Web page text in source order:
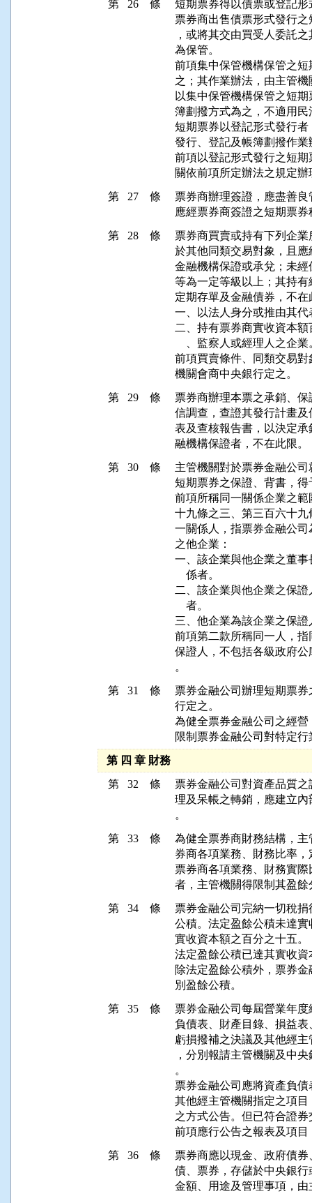
第 26 條
短期票券得以債票或登記形
票券商出售債票形式發行
，或將其交由買受人委託
為保管。
前項集中保管機構保管之
之；其作業辦法，由主管
以集中保管機構保管之短
簿劃撥方式為之，不適用
短期票券以登記形式發行
發行、登記及帳簿劃撥作
前項以登記形式發行之短
關依前項所定辦法之規定
第 27 條
票券商辦理簽證，應盡善
應經票券商簽證之短期票
第 28 條
票券商買賣或持有下列企
於其他同類交易對象，且
金融機構保證或承兌；未
等為一定等級以上；其持
定期存單及金融債券，不在
一、以法人身分或推由其
二、持有票券商實收資本
、監察人或經理人之企業
前項買賣條件、同類交易
機關會商中央銀行定之。
第 29 條
票券商辦理本票之承銷、
信調查，查證其發行計畫
表及查核報告書，以決定
融機構保證者，不在此限。
第 30 條
主管機關對於票券金融公
短期票券之保證、背書，
前項所稱同一關係企業之
十九條之三、第三百六十
一關係人，指票券金融公
之他企業：
一、該企業與他企業之董
    係者。
二、該企業與他企業之保
    者。
三、他企業為該企業之保
前項第二款所稱同一人，
保證人，不包括各級政府
。
第 31 條
票券金融公司辦理短期票
行定之。
為健全票券金融公司之經
限制票券金融公司對特定
第 四 章 財務
第 32 條
票券金融公司對資產品質
理及呆帳之轉銷，應建立
。
第 33 條
為健全票券商財務結構，
券商各項業務、財務比率
票券商各項業務、財務實
者，主管機關得限制其盈
第 34 條
票券金融公司完納一切稅
公積。法定盈餘公積未達
實收資本額之百分之十五。
法定盈餘公積已達其實收
除法定盈餘公積外，票券
別盈餘公積。
第 35 條
票券金融公司每屆營業年
負債表、財產目錄、損益
虧損撥補之決議及其他經
，分別報請主管機關及中
。
票券金融公司應將資產負
其他經主管機關指定之項
之方式公告。但已符合證
前項應行公告之報表及項
第 36 條
票券商應以現金、政府債
債、票券，存儲於中央銀
金額、用途及管理事項，